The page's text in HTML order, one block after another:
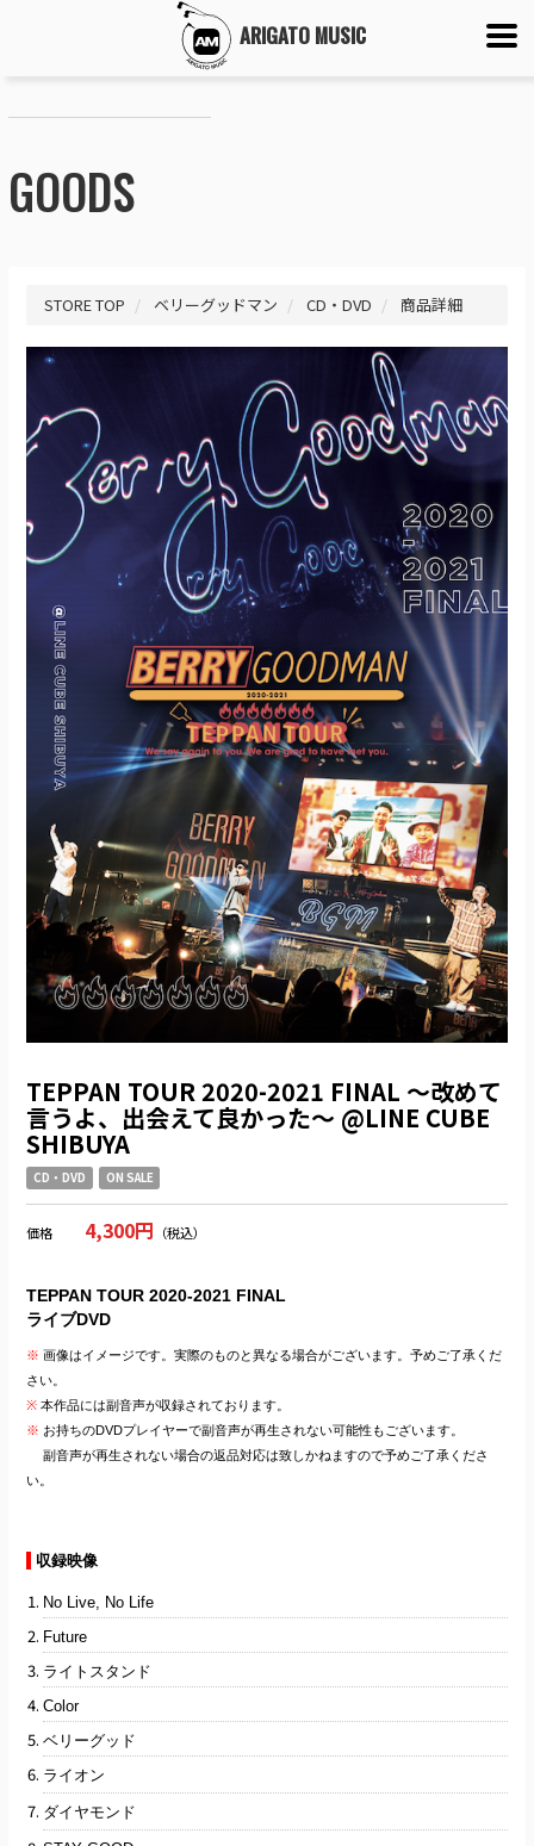
ARIGATO MUSIC
GOODS
STORE TOP ベリーグッドマン CD・DVD 商品詳細
TEPPAN TOUR 2020-2021 FINAL 〜改めて
言うよ、出会えて良かった〜 @LINE CUBE
SHIBUYA
CD・DVD ON SALE
価格 4,300円 （税込）
TEPPAN TOUR 2020-2021 FINAL
ライブDVD
※ 画像はイメージです。実際のものと異なる場合がございます。予めご了承くだ
さい。
※ 本作品には副音声が収録されております。
※ お持ちのDVDプレイヤーで副音声が再生されない可能性もございます。
副音声が再生されない場合の返品対応は致しかねますので予めご了承くださ
い。
収録映像
No Live, No Life
Future
ライトスタンド
Color
ベリーグッド
ライオン
ダイヤモンド